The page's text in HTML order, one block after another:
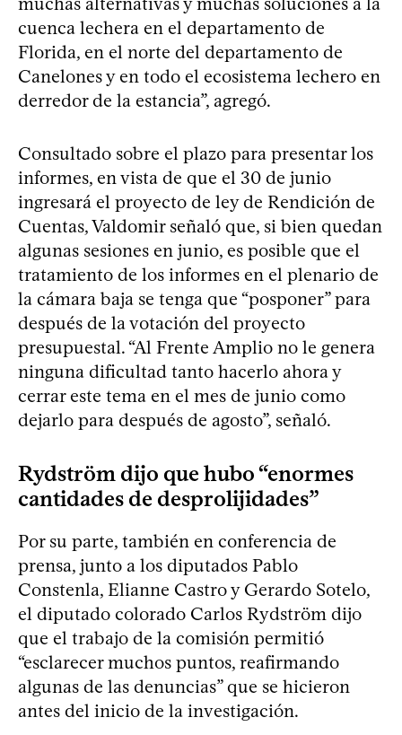
cuenca lechera en el departamento de
Florida, en el norte del departamento de
Canelones y en todo el ecosistema lechero en
derredor de la estancia”, agregó.
Consultado sobre el plazo para presentar los
informes, en vista de que el 30 de junio
ingresará el proyecto de ley de Rendición de
Cuentas, Valdomir señaló que, si bien quedan
algunas sesiones en junio, es posible que el
tratamiento de los informes en el plenario de
la cámara baja se tenga que “posponer” para
después de la votación del proyecto
presupuestal. “Al Frente Amplio no le genera
ninguna dificultad tanto hacerlo ahora y
cerrar este tema en el mes de junio como
dejarlo para después de agosto”, señaló.
Rydström dijo que hubo “enormes
cantidades de desprolijidades”
Por su parte, también en conferencia de
prensa, junto a los diputados Pablo
Constenla, Elianne Castro y Gerardo Sotelo,
el diputado colorado Carlos Rydström dijo
que el trabajo de la comisión permitió
“esclarecer muchos puntos, reafirmando
algunas de las denuncias” que se hicieron
antes del inicio de la investigación.